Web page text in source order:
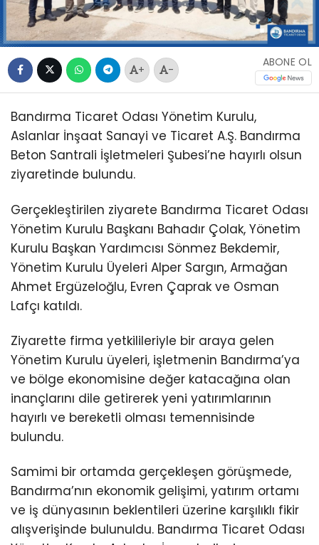
+ -
ABONE OL
Bandırma Ticaret Odası Yönetim Kurulu,
Aslanlar İnşaat Sanayi ve Ticaret A.Ş. Bandırma
Beton Santrali İşletmeleri Şubesi’ne hayırlı olsun
ziyaretinde bulundu.
Gerçekleştirilen ziyarete Bandırma Ticaret Odası
Yönetim Kurulu Başkanı Bahadır Çolak, Yönetim
Kurulu Başkan Yardımcısı Sönmez Bekdemir,
Yönetim Kurulu Üyeleri Alper Sargın, Armağan
Ahmet Ergüzeloğlu, Evren Çaprak ve Osman
Lafçı katıldı.
Ziyarette firma yetkilileriyle bir araya gelen
Yönetim Kurulu üyeleri, işletmenin Bandırma’ya
ve bölge ekonomisine değer katacağına olan
inançlarını dile getirerek yeni yatırımlarının
hayırlı ve bereketli olması temennisinde
bulundu.
Samimi bir ortamda gerçekleşen görüşmede,
Bandırma’nın ekonomik gelişimi, yatırım ortamı
ve iş dünyasının beklentileri üzerine karşılıklı fikir
alışverişinde bulunuldu. Bandırma Ticaret Odası